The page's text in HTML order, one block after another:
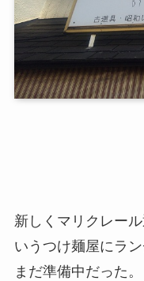
新しくマリクレー
いうつけ麺屋にラ
まだ準備中だった。